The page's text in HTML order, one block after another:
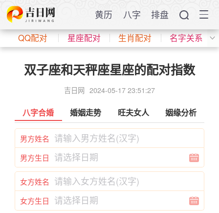
黄历 八字 排盘
QQ配对 星座配对 生肖配对 名字关系
双子座和天秤座星座的配对指数
吉日网 2024-05-17 23:51:27
八字合婚 婚姻走势 旺夫女人 姻缘分析
男方姓名
男方生日
女方姓名
女方生日